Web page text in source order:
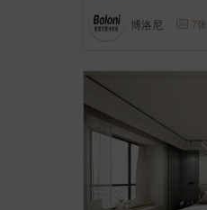
博洛尼 7张